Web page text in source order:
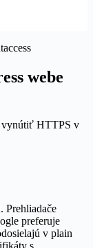
webe
vynútiť HTTPS v
Prehliadače
preferuje
v plain
s